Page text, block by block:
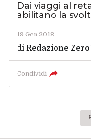
Dai viaggi al
abilitano la
19 Gen 2018
diRedazione
Condividi